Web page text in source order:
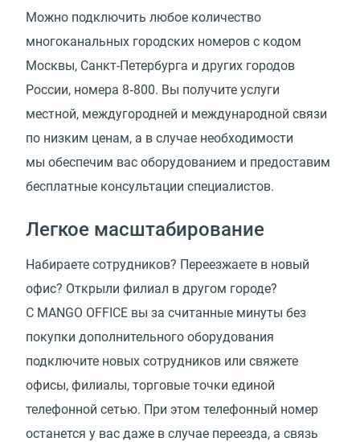
Можно подключить любое количество
многоканальных городских номеров с кодом
Москвы, Санкт-Петербурга и других городов
России, номера 8‑800. Вы получите услуги
местной, междугородней и международной связи
по низким ценам, а в случае необходимости
мы обеспечим вас оборудованием и предоставим
бесплатные консультации специалистов.
Легкое масштабирование
Набираете сотрудников? Переезжаете в новый
офис? Открыли филиал в другом городе?
С MANGO OFFICE вы за считанные минуты без
покупки дополнительного оборудования
подключите новых сотрудников или свяжете
офисы, филиалы, торговые точки единой
телефонной сетью. При этом телефонный номер
останется у вас даже в случае переезда, а связь